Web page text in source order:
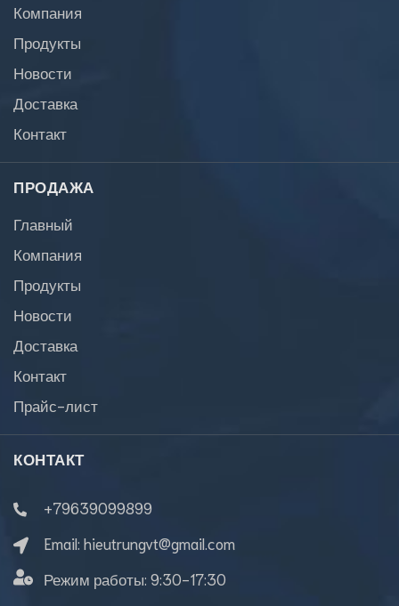
Компания
Продукты
Новости
Доставка
Контакт
ПРОДАЖА
Главный
Компания
Продукты
Новости
Доставка
Контакт
Прайс-лист
КОНТАКТ
+79639099899
Email: hieutrungvt@gmail.com
Режим работы: 9:30-17:30